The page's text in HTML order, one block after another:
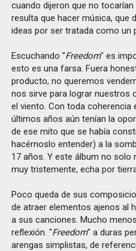
cuando dijeron que no
resulta que hacer música, que
ideas por ser tratada como un
Escuchando "Freedom" es
esto es una farsa. Fuera
producto, no queremos
nos sirve para lograr nuestros
el viento. Con toda
últimos años aún tenían la
de ese mito que se había
hacérnoslo entender) a la
17 años. Y este álbum no
muy tristemente, echa por
Poco queda de sus
de atraer elementos ajenos al
a sus canciones. Mucho
reflexión. "Freedom" a duras
arengas simplistas, de